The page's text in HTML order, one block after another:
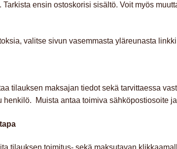
ensin ostoskorisi sisältö. Voit myös
valitse sivun vasemmasta yläreunasta linkki
tilauksen maksajan tiedot sekä tarvittaessa
henkilö. Muista antaa toimiva sähköpostiosoite